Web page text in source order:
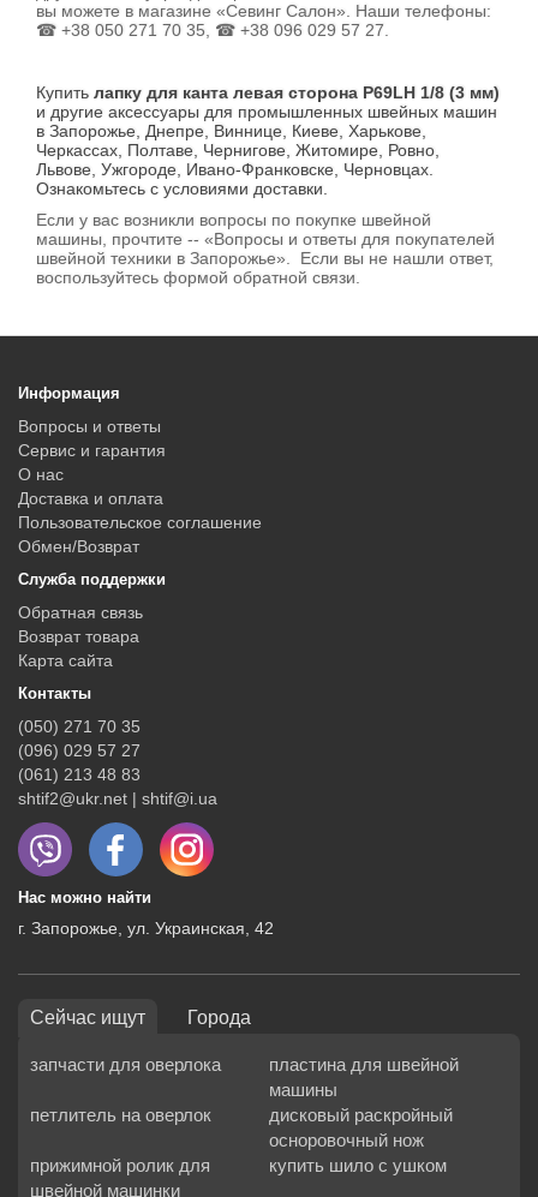
вы можете в магазине «Севинг Салон». Наши телефоны:
☎ +38 050 271 70 35, ☎ +38 096 029 57 27.
Купить лапку для канта левая сторона P69LH 1/8 (3 мм)
и другие аксессуары для промышленных швейных машин
в Запорожье, Днепре, Виннице, Киеве, Харькове,
Черкассах, Полтаве, Чернигове, Житомире, Ровно,
Львове, Ужгороде, Ивано-Франковске, Черновцах.
Ознакомьтесь с условиями доставки.
Если у вас возникли вопросы по покупке швейной
машины, прочтите -- «Вопросы и ответы для покупателей
швейной техники в Запорожье». Если вы не нашли ответ,
воспользуйтесь формой обратной связи.
Информация
Вопросы и ответы
Сервис и гарантия
О нас
Доставка и оплата
Пользовательское соглашение
Обмен/Возврат
Служба поддержки
Обратная связь
Возврат товара
Карта сайта
Контакты
(050) 271 70 35
(096) 029 57 27
(061) 213 48 83
shtif2@ukr.net | shtif@i.ua
Нас можно найти
г. Запорожье, ул. Украинская, 42
Сейчас ищут Города
запчасти для оверлока
пластина для швейной
машины
петлитель на оверлок
дисковый раскройный
осноровочный нож
прижимной ролик для
швейной машинки
купить шило с ушком